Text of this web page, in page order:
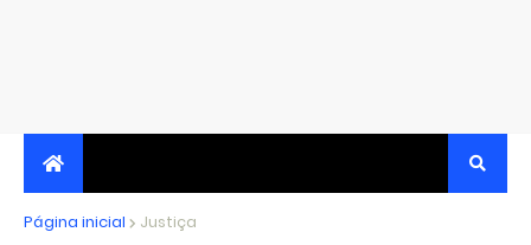
JORNALISMO INDEPENDENTE, TRANSPARENTE E
Página inicial Justiça